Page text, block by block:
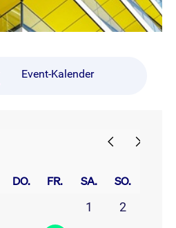
Event-Kalender
DO. FR. SA. SO.
1
2